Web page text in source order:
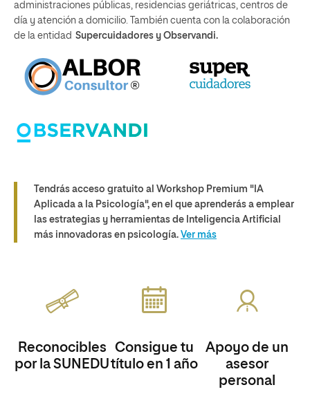
administraciones públicas, residencias geriátricas, centros de
día y atención a domicilio. También cuenta con la colaboración
de la entidad Supercuidadores y Observandi.
Tendrás acceso gratuito al Workshop Premium "IA
Aplicada a la Psicología", en el que aprenderás a emplear
las estrategias y herramientas de Inteligencia Artificial
más innovadoras en psicología. Ver más
Reconocibles
por la SUNEDU
Consigue tu
título en 1 año
Apoyo de un
asesor
personal